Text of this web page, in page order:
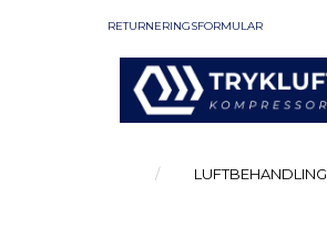
RETURNERINGSFORMULAR
LUFTBEHANDLING